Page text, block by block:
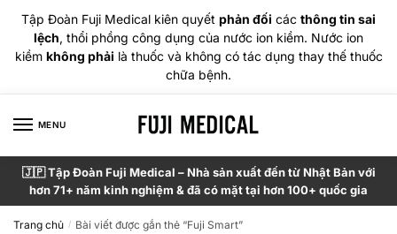
Tập Đoàn Fuji Medical kiên quyết phản đối các thông tin sai
lệch, thổi phồng công dụng của nước ion kiềm. Nước ion
kiềm không phải là thuốc và không có tác dụng thay thế thuốc
chữa bệnh.
MENU
🇯🇵 Tập Đoàn Fuji Medical – Nhà sản xuất đến từ Nhật Bản với
hơn 71+ năm kinh nghiệm & đã có mặt tại hơn 100+ quốc gia
Trang chủ / Bài viết được gắn thẻ “Fuji Smart”